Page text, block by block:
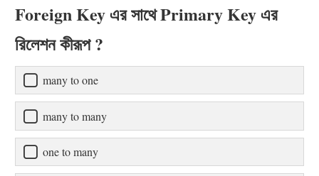
Foreign Key এর সাথে Primary Key এর
রিলেশন কীরূপ ?
many to one
many to many
one to many